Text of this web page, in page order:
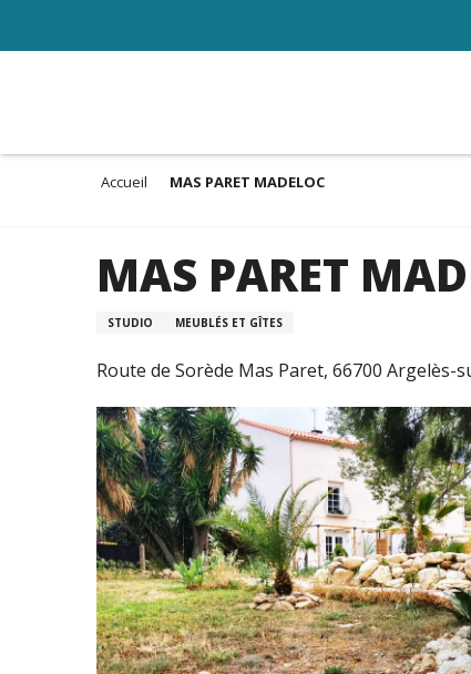
Accueil MAS PARET MADELOC
MAS PARET
STUDIO MEUBLÉS ET GÎTES
Route de Sorède Mas Paret, 66700 Argelès-